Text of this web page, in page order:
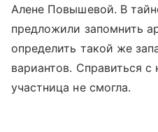
Алене Повышевой. В
предложили запомнить
определить такой же
вариантов. Справиться
участница не смогла.